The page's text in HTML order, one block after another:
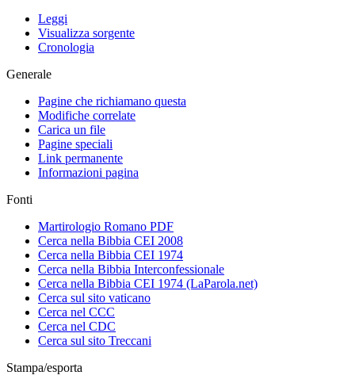
Leggi
Visualizza sorgente
Cronologia
Generale
Pagine che richiamano questa
Modifiche correlate
Carica un file
Pagine speciali
Link permanente
Informazioni pagina
Fonti
Martirologio Romano PDF
Cerca nella Bibbia CEI 2008
Cerca nella Bibbia CEI 1974
Cerca nella Bibbia Interconfessionale
Cerca nella Bibbia CEI 1974 (LaParola.net)
Cerca sul sito vaticano
Cerca nel CCC
Cerca nel CDC
Cerca sul sito Treccani
Stampa/esporta